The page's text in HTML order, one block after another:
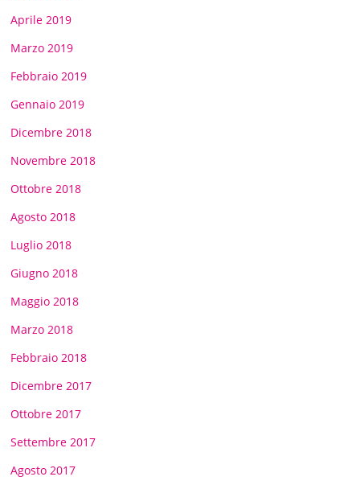
Aprile 2019
Marzo 2019
Febbraio 2019
Gennaio 2019
Dicembre 2018
Novembre 2018
Ottobre 2018
Agosto 2018
Luglio 2018
Giugno 2018
Maggio 2018
Marzo 2018
Febbraio 2018
Dicembre 2017
Ottobre 2017
Settembre 2017
Agosto 2017